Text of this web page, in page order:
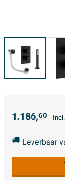
1.186,60
Leverbaar